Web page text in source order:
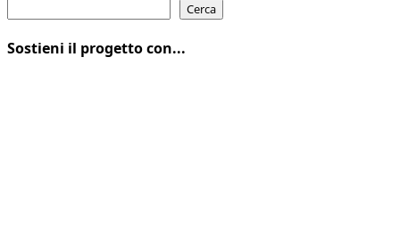
Cerca
Sostieni il progetto con...